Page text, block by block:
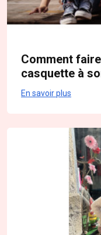
Comment
casquette à
En savoir plus